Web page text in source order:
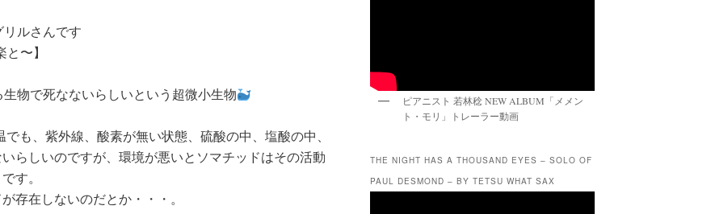
ルさんです
〜】
物で死なないらしいという超微小生物
、紫外線、酸素が無い状態、硫酸の中、塩酸の中、
らしいのですが、環境が悪いとソマチッドはその活動
す。
存在しないのだとか・・・。
ピアニスト 若林稔 NEW ALBUM「メメン
ト・モリ」トレーラー動画
THE NIGHT HAS A THOUSAND EYES – SOLO OF
PAUL DESMOND – BY TETSU WHAT SAX